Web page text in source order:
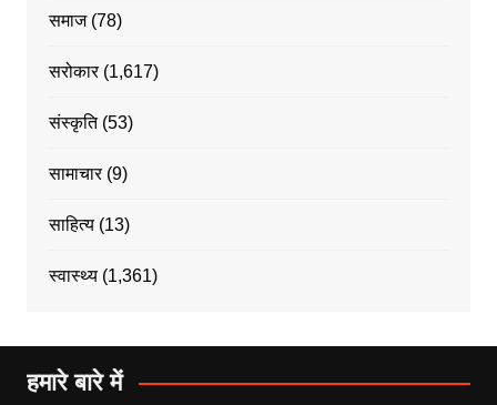
समाज(78)
सरोकार(1,617)
संस्कृति(53)
सामाचार(9)
साहित्य(13)
स्वास्थ्य(1,361)
हमारे बारे में